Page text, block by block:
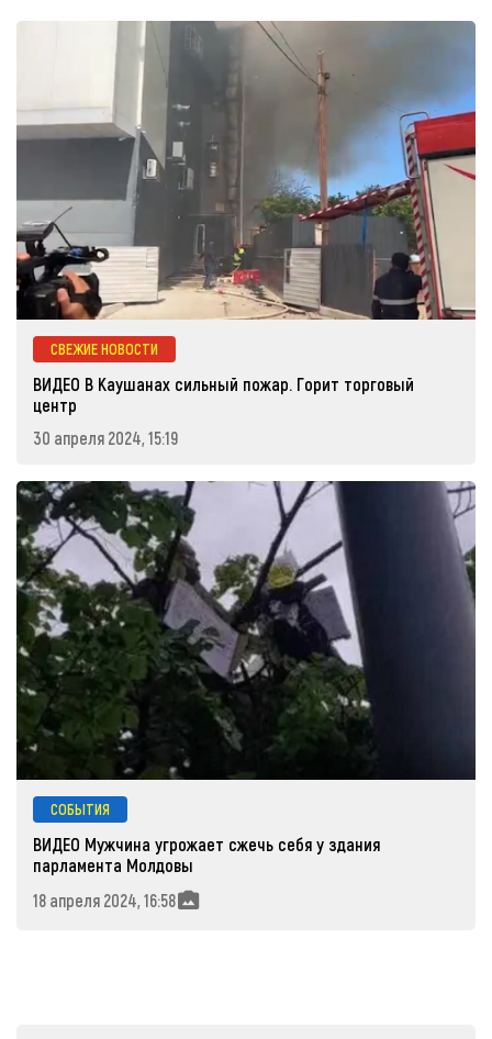
СВЕЖИЕ НОВОСТИ
ВИДЕО В Каушанах сильный пожар. Горит торговый
центр
30 апреля 2024, 15:19
СОБЫТИЯ
ВИДЕО Мужчина угрожает сжечь себя у здания
парламента Молдовы
18 апреля 2024, 16:58